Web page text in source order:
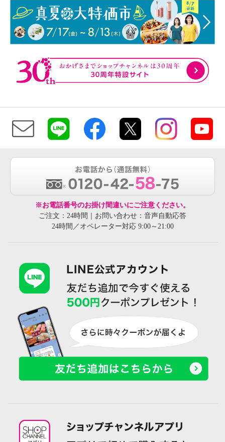
※お電話番号のお掛け間違いにご注意ください。
ご注文：24時間｜お問い合わせ：音声自動応答
24時間／オペレーター対応 9:00～21:00